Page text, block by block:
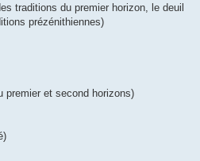
traditions du premier horizon, le deuil
prézénithiennes)
premier et second horizons)